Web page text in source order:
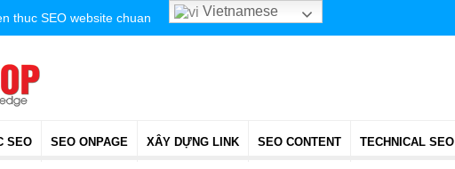
thuc SEO website chuan Vietnamese
SEO SEO ONPAGE XÂY DỰNG LINK SEO CONTENT TECHNICAL SEO